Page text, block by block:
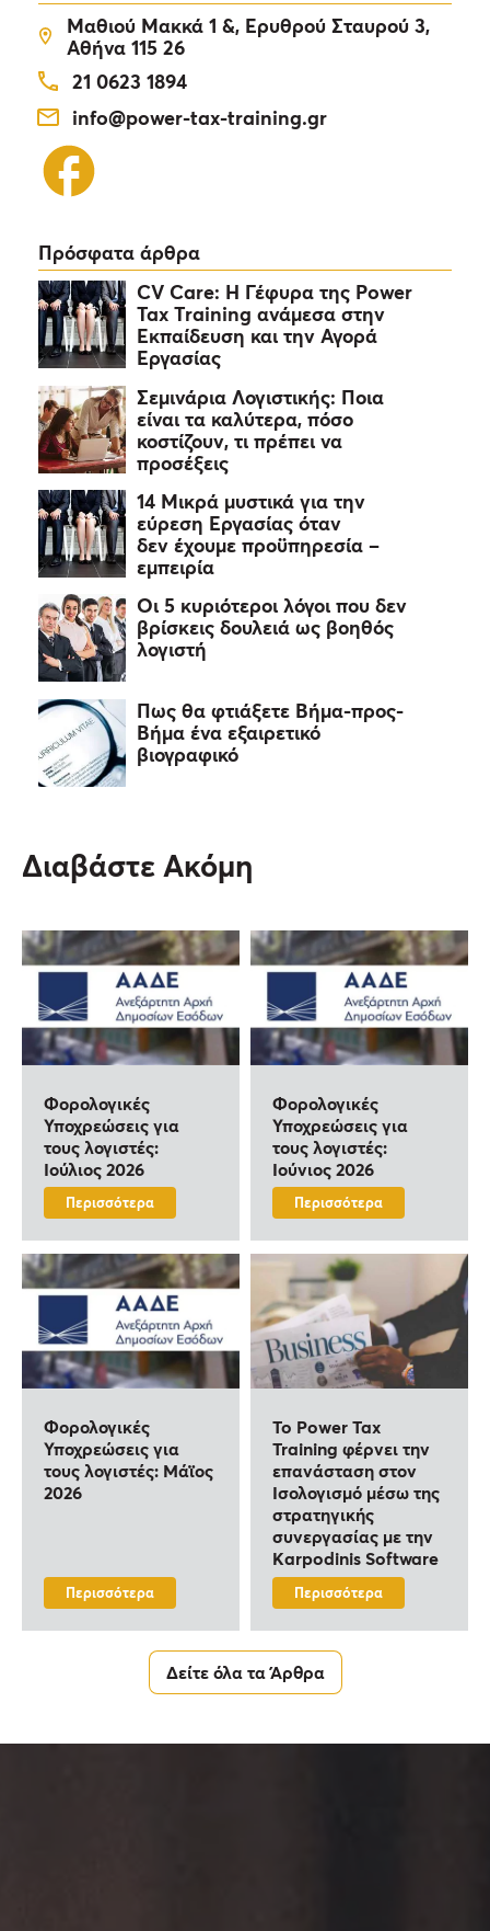
Μαθιού Μακκά 1 &, Ερυθρού Σταυρού 3,
Αθήνα 115 26
21 0623 1894
info@power-tax-training.gr
Πρόσφατα άρθρα
CV Care: Η Γέφυρα της Power
Tax Training ανάμεσα στην
Εκπαίδευση και την Αγορά
Εργασίας
Σεμινάρια Λογιστικής: Ποια
είναι τα καλύτερα, πόσο
κοστίζουν, τι πρέπει να
προσέξεις
14 Μικρά μυστικά για την
εύρεση Εργασίας όταν
δεν έχουμε προϋπηρεσία –
εμπειρία
Οι 5 κυριότεροι λόγοι που δεν
βρίσκεις δουλειά ως βοηθός
λογιστή
Πως θα φτιάξετε Βήμα-προς-
Βήμα ένα εξαιρετικό
βιογραφικό
Διαβάστε Ακόμη
Φορολογικές
Υποχρεώσεις για
τους λογιστές:
Ιούλιος 2026
Περισσότερα
Φορολογικές
Υποχρεώσεις για
τους λογιστές:
Ιούνιος 2026
Περισσότερα
Φορολογικές
Υποχρεώσεις για
τους λογιστές: Μάϊος
2026
Περισσότερα
To Power Tax
Training φέρνει την
επανάσταση στον
Ισολογισμό μέσω της
στρατηγικής
συνεργασίας με την
Karpodinis Software
Περισσότερα
Δείτε όλα τα Άρθρα